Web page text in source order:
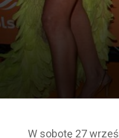
W sobotę 27